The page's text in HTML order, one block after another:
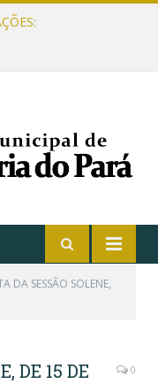
DA SESSÃO SOLENE,
DE 15 DE
0